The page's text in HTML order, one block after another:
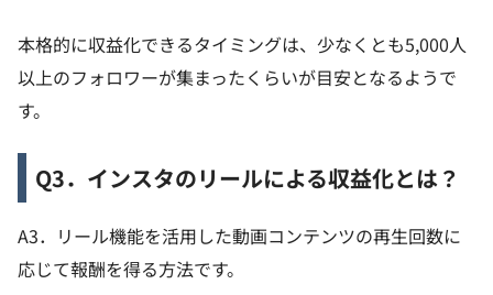
本格的に収益化できるタイミングは、少なくとも5,000人
以上のフォロワーが集まったくらいが目安となるようで
す。
Q3．インスタのリールによる収益化とは？
A3．リール機能を活用した動画コンテンツの再生回数に
応じて報酬を得る方法です。